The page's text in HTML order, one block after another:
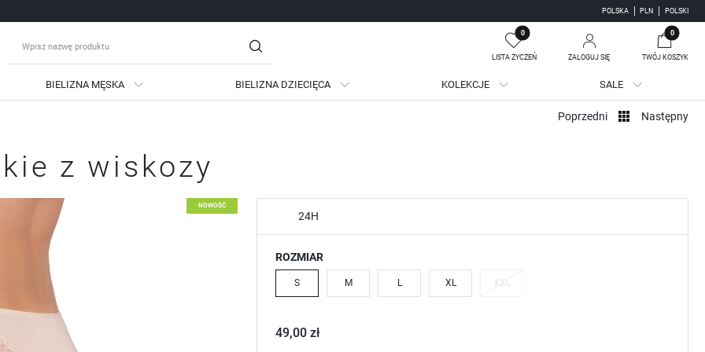
POLSKA PLN POLSKI
0
LISTA ŻYCZEŃ ZALOGUJ SIĘ
Zapomniałem hasła
SIĘ
podgląd historii zakupów
brak konieczności wprowadzania swoich danych przy kolejnych zakupach
możliwość otrzymania rabatów i kuponów promocyjnych
0
TWÓJ KOSZYK
Twój koszyk jest pusty
BIELIZNA MĘSKA BIELIZNA DZIECIĘCA KOLEKCJE SALE
Poprzedni Następny
z wiskozy
NOWOŚĆ
24H
ROZMIAR
S M L XL XXL
49,00 zł